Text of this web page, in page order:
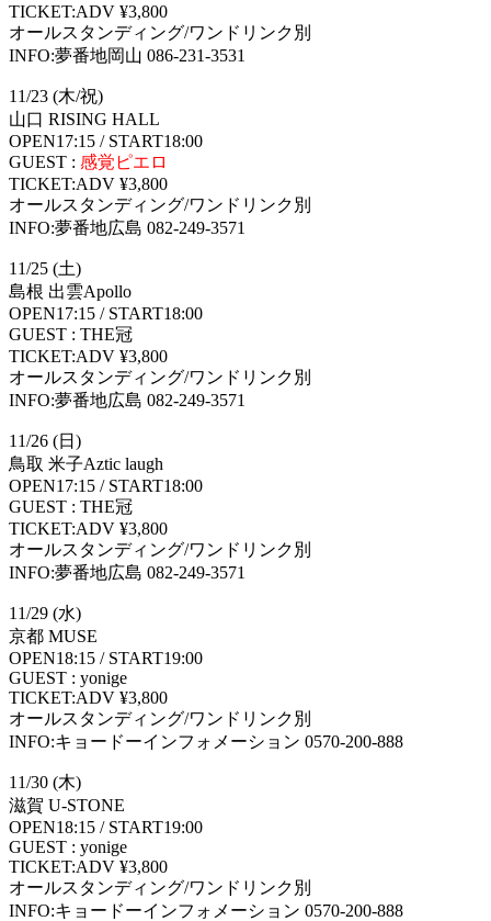
TICKET:ADV ¥3,800
オールスタンディング/ワンドリンク別
INFO:夢番地岡山 086-231-3531
11/23 (木/祝)
山口 RISING HALL
OPEN17:15 / START18:00
GUEST : 感覚ピエロ
TICKET:ADV ¥3,800
オールスタンディング/ワンドリンク別
INFO:夢番地広島 082-249-3571
11/25 (土)
島根 出雲Apollo
OPEN17:15 / START18:00
GUEST : THE冠
TICKET:ADV ¥3,800
オールスタンディング/ワンドリンク別
INFO:夢番地広島 082-249-3571
11/26 (日)
鳥取 米子Aztic laugh
OPEN17:15 / START18:00
GUEST : THE冠
TICKET:ADV ¥3,800
オールスタンディング/ワンドリンク別
INFO:夢番地広島 082-249-3571
11/29 (水)
京都 MUSE
OPEN18:15 / START19:00
GUEST : yonige
TICKET:ADV ¥3,800
オールスタンディング/ワンドリンク別
INFO:キョードーインフォメーション 0570-200-888
11/30 (木)
滋賀 U-STONE
OPEN18:15 / START19:00
GUEST : yonige
TICKET:ADV ¥3,800
オールスタンディング/ワンドリンク別
INFO:キョードーインフォメーション 0570-200-888